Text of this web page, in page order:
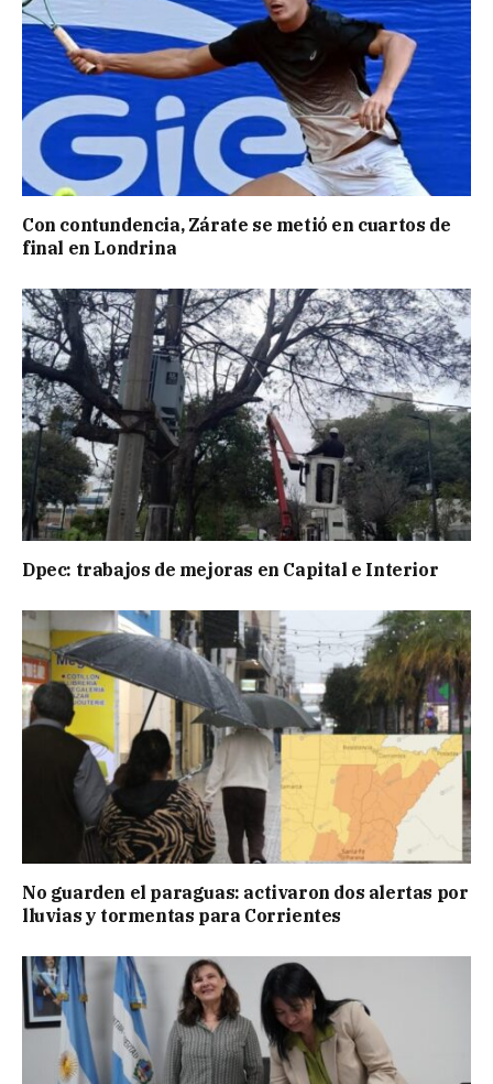
Con contundencia, Zárate se metió en cuartos de
final en Londrina
Dpec: trabajos de mejoras en Capital e Interior
No guarden el paraguas: activaron dos alertas por
lluvias y tormentas para Corrientes